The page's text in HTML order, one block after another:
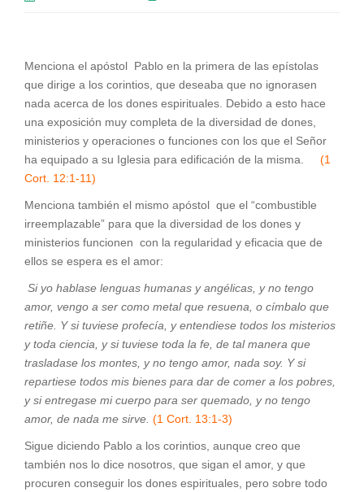
Menciona el apóstol Pablo en la primera de las epístolas
que dirige a los corintios, que deseaba que no ignorasen
nada acerca de los dones espirituales. Debido a esto hace
una exposición muy completa de la diversidad de dones,
ministerios y operaciones o funciones con los que el Señor
ha equipado a su Iglesia para edificación de la misma. (1
Cort. 12:1-11)
Menciona también el mismo apóstol que el “combustible
irreemplazable” para que la diversidad de los dones y
ministerios funcionen con la regularidad y eficacia que de
ellos se espera es el amor:
Si yo hablase lenguas humanas y angélicas, y no tengo
amor, vengo a ser como metal que resuena, o címbalo que
retiñe. Y si tuviese profecía, y entendiese todos los misterios
y toda ciencia, y si tuviese toda la fe, de tal manera que
trasladase los montes, y no tengo amor, nada soy. Y si
repartiese todos mis bienes para dar de comer a los pobres,
y si entregase mi cuerpo para ser quemado, y no tengo
amor, de nada me sirve. (1 Cort. 13:1-3)
Sigue diciendo Pablo a los corintios, aunque creo que
también nos lo dice nosotros, que sigan el amor, y que
procuren conseguir los dones espirituales, pero sobre todo